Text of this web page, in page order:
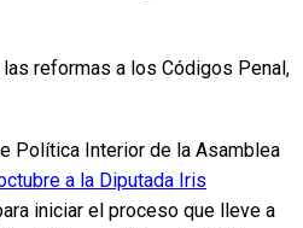
reformas a los Códigos Penal,
Política Interior de la Asamblea
a la Diputada Iris
iniciar el proceso que lleve a